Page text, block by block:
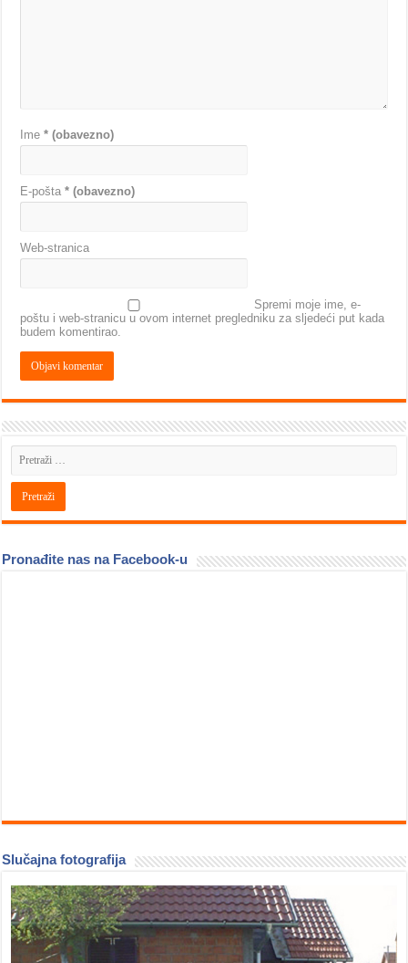
Ime* (obavezno)
E-pošta* (obavezno)
Web-stranica
Spremi moje ime, e-
poštu i web-stranicu u ovom internet pregledniku za sljedeći put kada
budem komentirao.
Pronađite nas na Facebook-u
Slučajna fotografija